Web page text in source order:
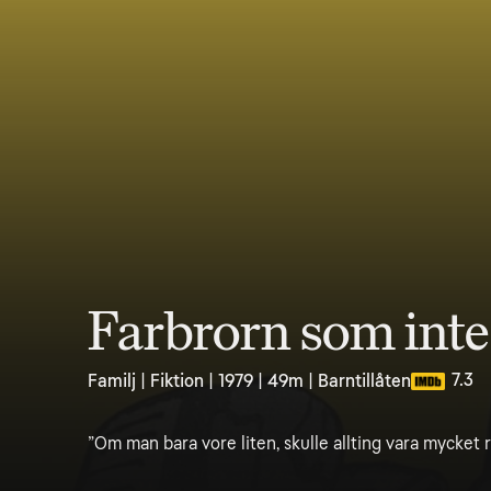
Farbrorn som
Familj | Fiktion | 1979 | 49m | Barntillåten 7.3
”Om man bara vore liten, skulle allting vara mycket